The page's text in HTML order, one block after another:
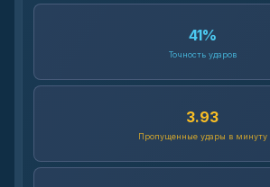
41%
Точность ударов
3.93
Пропущенные удары в минуту